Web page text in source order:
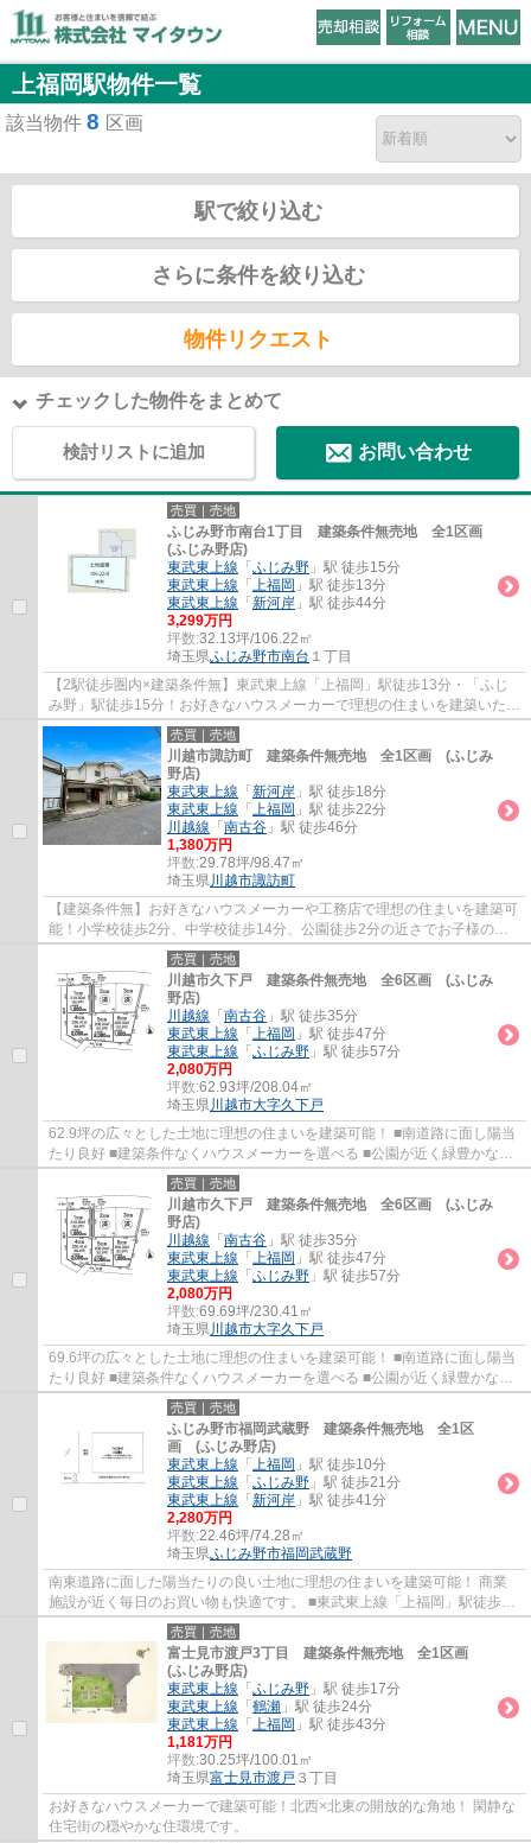
上福岡駅物件一覧
該当物件 8 区画
駅で絞り込む
さらに条件を絞り込む
物件リクエスト
チェックした物件をまとめて
検討リストに追加 お問い合わせ
売買｜売地
ふじみ野市南台1丁目 建築条件無売地 全1区画
(ふじみ野店)
東武東上線 「 ふじみ野 」駅 徒歩15分
東武東上線 「 上福岡 」駅 徒歩13分
東武東上線 「 新河岸 」駅 徒歩44分
3,299万円
坪数:32.13坪/106.22㎡
埼玉県ふじみ野市南台 １丁目
【2駅徒歩圏内×建築条件無】東武東上線「上福岡」駅徒歩13分・「ふじ
み野」駅徒歩15分！お好きなハウスメーカーで理想の住まいを建築いただ
けます。スーパー徒歩5分につきお買い物便利...
売買｜売地
川越市諏訪町 建築条件無売地 全1区画 (ふじみ
野店)
東武東上線 「 新河岸 」駅 徒歩18分
東武東上線 「 上福岡 」駅 徒歩22分
川越線 「 南古谷 」駅 徒歩46分
1,380万円
坪数:29.78坪/98.47㎡
埼玉県川越市諏訪町
【建築条件無】お好きなハウスメーカーや工務店で理想の住まいを建築可
能！小学校徒歩2分、中学校徒歩14分、公園徒歩2分の近さでお子様のい
るご家庭も暮らしやすい環境です。
売買｜売地
川越市久下戸 建築条件無売地 全6区画 (ふじみ
野店)
川越線 「 南古谷 」駅 徒歩35分
東武東上線 「 上福岡 」駅 徒歩47分
東武東上線 「 ふじみ野 」駅 徒歩57分
2,080万円
坪数:62.93坪/208.04㎡
埼玉県川越市大字久下戸
62.9坪の広々とした土地に理想の住まいを建築可能！ ■南道路に面し陽当
たり良好 ■建築条件なくハウスメーカーを選べる ■公園が近く緑豊かな住
宅地
売買｜売地
川越市久下戸 建築条件無売地 全6区画 (ふじみ
野店)
川越線 「 南古谷 」駅 徒歩35分
東武東上線 「 上福岡 」駅 徒歩47分
東武東上線 「 ふじみ野 」駅 徒歩57分
2,080万円
坪数:69.69坪/230.41㎡
埼玉県川越市大字久下戸
69.6坪の広々とした土地に理想の住まいを建築可能！ ■南道路に面し陽当
たり良好 ■建築条件なくハウスメーカーを選べる ■公園が近く緑豊かな住
宅地
売買｜売地
ふじみ野市福岡武蔵野 建築条件無売地 全1区
画 (ふじみ野店)
東武東上線 「 上福岡 」駅 徒歩10分
東武東上線 「 ふじみ野 」駅 徒歩21分
東武東上線 「 新河岸 」駅 徒歩41分
2,280万円
坪数:22.46坪/74.28㎡
埼玉県ふじみ野市福岡武蔵野
南東道路に面した陽当たりの良い土地に理想の住まいを建築可能！ 商業
施設が近く毎日のお買い物も快適です。 ■東武東上線「上福岡」駅徒歩10
分 ■解体工事済み更地 ■整形地・都市ガス...
売買｜売地
富士見市渡戸3丁目 建築条件無売地 全1区画
(ふじみ野店)
東武東上線 「 ふじみ野 」駅 徒歩17分
東武東上線 「 鶴瀬 」駅 徒歩24分
東武東上線 「 上福岡 」駅 徒歩43分
1,181万円
坪数:30.25坪/100.01㎡
埼玉県富士見市渡戸 ３丁目
お好きなハウスメーカーで建築可能！北西×北東の開放的な角地！ 閑静な
住宅街の穏やかな住環境です。